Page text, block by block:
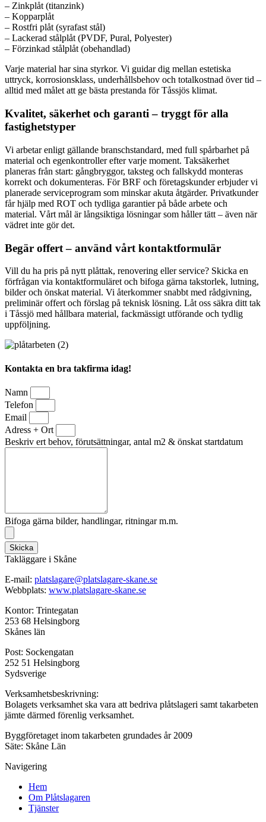
– Zinkplåt (titanzink)
– Kopparplåt
– Rostfri plåt (syrafast stål)
– Lackerad stålplåt (PVDF, Pural, Polyester)
– Förzinkad stålplåt (obehandlad)
Varje material har sina styrkor. Vi guidar dig mellan estetiska
uttryck, korrosionsklass, underhållsbehov och totalkostnad över tid –
alltid med målet att ge bästa prestanda för Tåssjös klimat.
Kvalitet, säkerhet och garanti – tryggt för alla
fastighetstyper
Vi arbetar enligt gällande branschstandard, med full spårbarhet på
material och egenkontroller efter varje moment. Taksäkerhet
planeras från start: gångbryggor, taksteg och fallskydd monteras
korrekt och dokumenteras. För BRF och företagskunder erbjuder vi
planerade serviceprogram som minskar akuta åtgärder. Privatkunder
får hjälp med ROT och tydliga garantier på både arbete och
material. Vårt mål är långsiktiga lösningar som håller tätt – även när
vädret inte gör det.
Begär offert – använd vårt kontaktformulär
Vill du ha pris på nytt plåttak, renovering eller service? Skicka en
förfrågan via kontaktformuläret och bifoga gärna takstorlek, lutning,
bilder och önskat material. Vi återkommer snabbt med rådgivning,
preliminär offert och förslag på teknisk lösning. Låt oss säkra ditt tak
i Tåssjö med hållbara material, fackmässigt utförande och tydlig
uppföljning.
Kontakta en bra takfirma idag!
Namn
Telefon
Email
Adress + Ort
Beskriv ert behov, förutsättningar, antal m2 & önskat startdatum
Bifoga gärna bilder, handlingar, ritningar m.m.
Skicka
Takläggare i Skåne
E-mail: platslagare@platslagare-skane.se
Webbplats: www.platslagare-skane.se
Kontor: Trintegatan
253 68 Helsingborg
Skånes län
Post: Sockengatan
252 51 Helsingborg
Sydsverige
Verksamhetsbeskrivning:
Bolagets verksamhet ska vara att bedriva plåtslageri samt takarbeten
jämte därmed förenlig verksamhet.
Byggföretaget inom takarbeten grundades år 2009
Säte: Skåne Län
Navigering
Hem
Om Plåtslagaren
Tjänster